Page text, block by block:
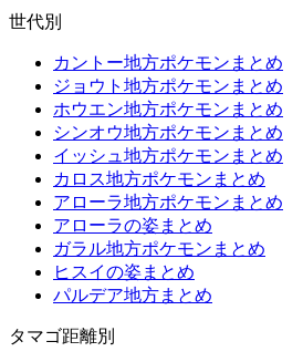
世代別
カントー地方ポケモンまとめ
ジョウト地方ポケモンまとめ
ホウエン地方ポケモンまとめ
シンオウ地方ポケモンまとめ
イッシュ地方ポケモンまとめ
カロス地方ポケモンまとめ
アローラ地方ポケモンまとめ
アローラの姿まとめ
ガラル地方ポケモンまとめ
ヒスイの姿まとめ
パルデア地方まとめ
タマゴ距離別